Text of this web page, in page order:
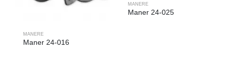
MANERE
Maner 24-016
MANERE
Maner 24-025